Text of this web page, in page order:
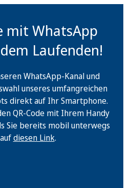
mit WhatsApp
Laufenden!
WhatsApp-Kanal und
unseres umfangreichen
direkt auf Ihr Smartphone.
QR-Code mit Ihrem Handy
Sie bereits mobil unterwegs
diesen Link.